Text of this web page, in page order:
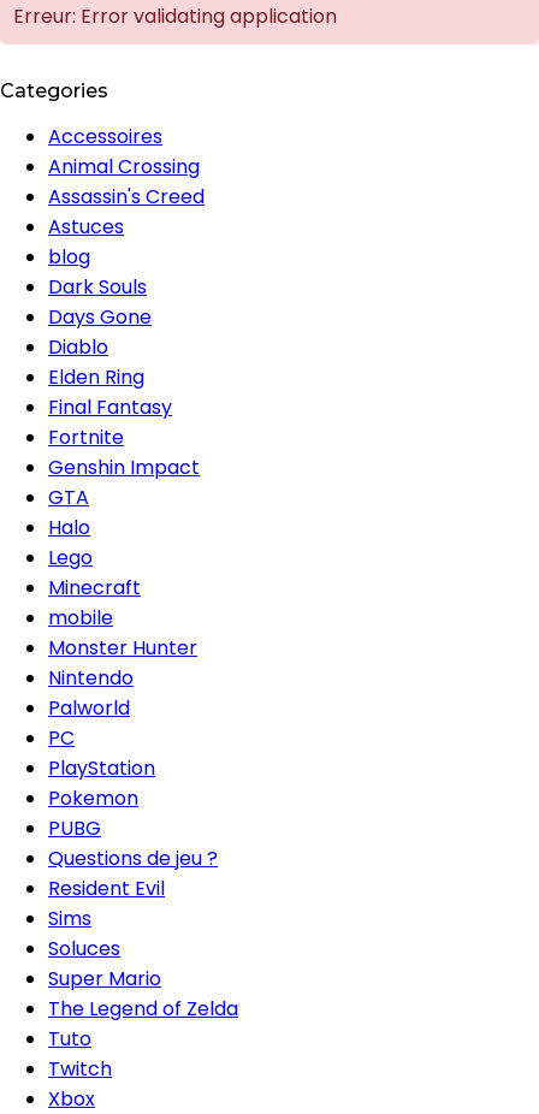
Erreur: Error validating application
Categories
Accessoires
Animal Crossing
Assassin's Creed
Astuces
blog
Dark Souls
Days Gone
Diablo
Elden Ring
Final Fantasy
Fortnite
Genshin Impact
GTA
Halo
Lego
Minecraft
mobile
Monster Hunter
Nintendo
Palworld
PC
PlayStation
Pokemon
PUBG
Questions de jeu ?
Resident Evil
Sims
Soluces
Super Mario
The Legend of Zelda
Tuto
Twitch
Xbox